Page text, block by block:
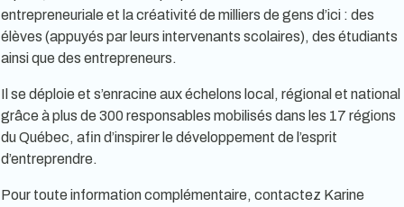
entrepreneuriale et la créativité de milliers de gens d’ici : des
élèves (appuyés par leurs intervenants scolaires), des étudiants
ainsi que des entrepreneurs.
Il se déploie et s’enracine aux échelons local, régional et national
grâce à plus de 300 responsables mobilisés dans les 17 régions
du Québec, afin d’inspirer le développement de l’esprit
d’entreprendre.
Pour toute information complémentaire, contactez Karine